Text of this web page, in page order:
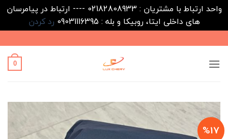
واحد ارتباط با مشتریان : 02182808933 ---- ارتباط در پیامرسان
های داخلی ایتا، روبیکا و بله : 09031116395
رد کردن
to
content
0
%17